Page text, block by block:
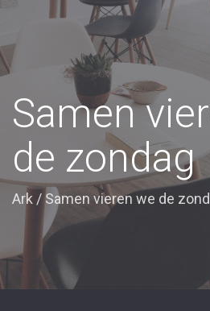
Samen
de zondag
Ark / Samen vieren we de